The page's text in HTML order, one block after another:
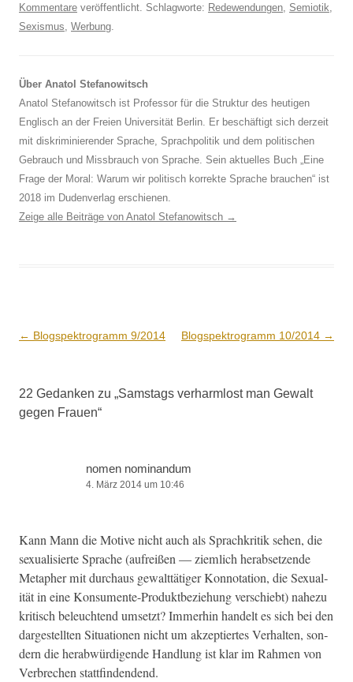
Kommentare veröffentlicht. Schlagworte: Redewendungen Semiotik
Sexismus Werbung
Über Anatol Stefanowitsch
Anatol Stefanowitsch ist Professor für die Struktur des heutigen
Englisch an der Freien Universität Berlin. Er beschäftigt sich derzeit
mit diskriminierender Sprache, Sprachpolitik und dem politischen
Gebrauch und Missbrauch von Sprache. Sein aktuelles Buch „Eine
Frage der Moral: Warum wir politisch korrekte Sprache brauchen“ ist
2018 im Dudenverlag erschienen.
Zeige alle Beiträge von Anatol Stefanowitsch →
Beitrags-
← Blogspektrogramm 9/2014 Blogspektrogramm 10/2014 →
22 Gedanken zu „Samstags verharmlost man Gewalt
gegen Frauen“
nomen nominandum
4. März 2014 um 10:46
Kann Mann die Motive nicht auch als Sprachkri­tik sehen, die
sex­u­al­isierte Sprache (aufreißen — ziem­lich her­ab­set­zende
Meta­pher mit dur­chaus gewalt­tätiger Kon­no­ta­tion, die Sex­u­al­
ität in eine Kon­sumente-Pro­duk­t­beziehung ver­schiebt) nahezu
kri­tisch beleuch­t­end umset­zt? Immer­hin han­delt es sich bei den
dargestell­ten Sit­u­a­tio­nen nicht um akzep­tiertes Ver­hal­ten, son­
dern die her­ab­würdi­gende Hand­lung ist klar im Rah­men von
Ver­brechen stattfindendend.